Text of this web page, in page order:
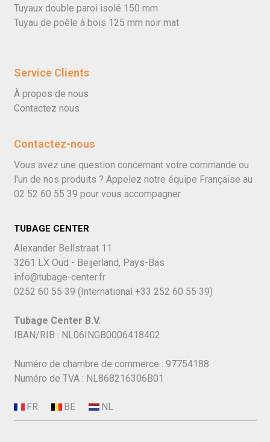
Tuyaux double paroi isolé 150 mm
Tuyau de poêle à bois 125 mm noir mat
Service Clients
À propos de nous
Contactez nous
Contactez-nous
Vous avez une question concernant votre commande ou
l'un de nos produits ? Appelez notre équipe Française au
02 52 60 55 39 pour vous accompagner
TUBAGE CENTER
Alexander Bellstraat 11
3261 LX Oud - Beijerland, Pays-Bas
info@tubage-center.fr
0252 60 55 39 (International +33 252 60 55 39)
Tubage Center B.V.
IBAN/RIB : NL06INGB0006418402
Numéro de chambre de commerce : 97754188
Numéro de TVA : NL868216306B01